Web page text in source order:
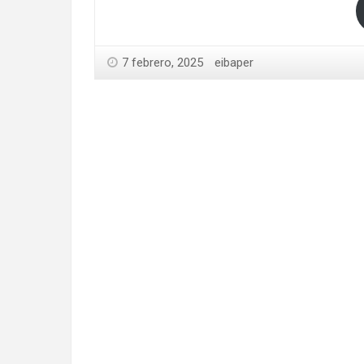
7 febrero, 2025 eibaper